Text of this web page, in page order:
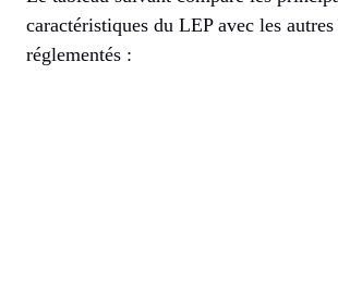
caractéristiques du LEP avec les
réglementés :